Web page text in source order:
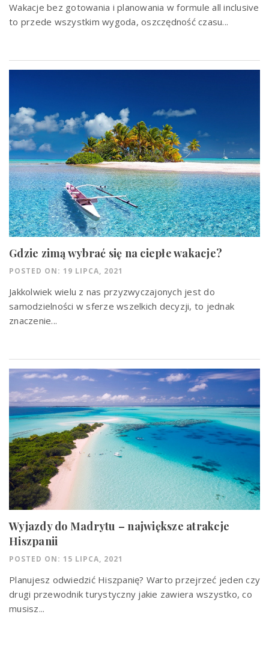
Wakacje bez gotowania i planowania w formule all inclusive
to przede wszystkim wygoda, oszczędność czasu...
Gdzie zimą wybrać się na ciepłe wakacje?
POSTED ON: 19 LIPCA, 2021
Jakkolwiek wielu z nas przyzwyczajonych jest do
samodzielności w sferze wszelkich decyzji, to jednak
znaczenie...
Wyjazdy do Madrytu – największe atrakcje
Hiszpanii
POSTED ON: 15 LIPCA, 2021
Planujesz odwiedzić Hiszpanię? Warto przejrzeć jeden czy
drugi przewodnik turystyczny jakie zawiera wszystko, co
musisz...